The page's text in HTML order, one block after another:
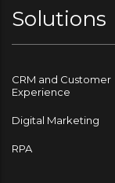
Solutions
CRM and Customer
Experience
Digital Marketing
RPA